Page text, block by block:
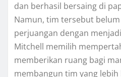
dan berhasil bersaing di
Namun, tim tersebut
perjuangan dengan
Mitchell memilih
memberikan ruang bagi
membangun tim yang